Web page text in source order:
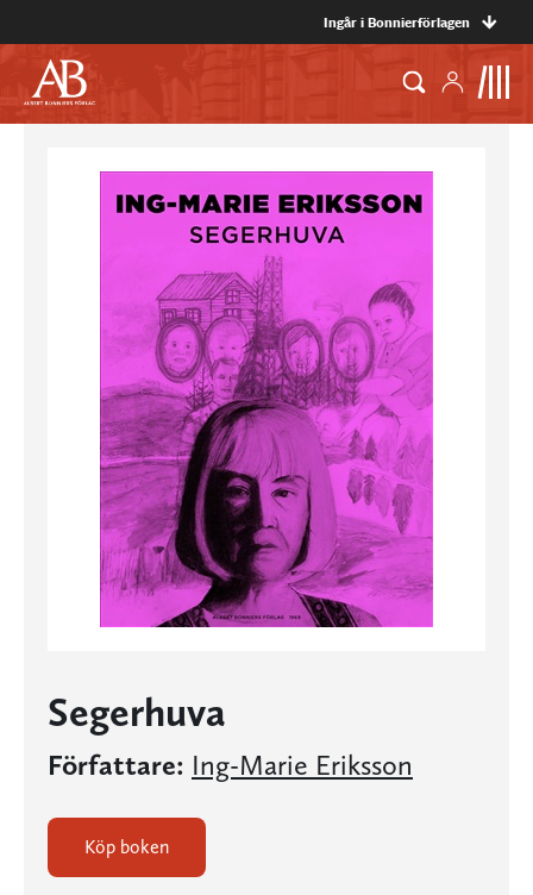
Ingår i Bonnierförlagen
Segerhuva
Författare: Ing-Marie Eriksson
Köp boken